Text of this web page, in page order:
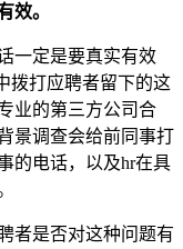
效。
一定是要真实有效
拨打应聘者留下的这
业的第三方公司合
景调查会给前同事打
的电话，以及hr在具
者是否对这种问题有